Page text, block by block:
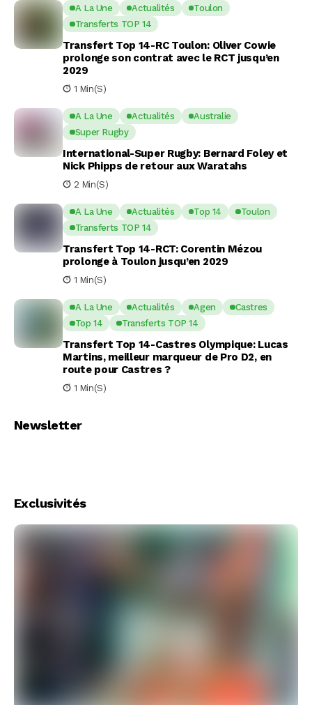
A La Une Actualités
Toulon
Transferts TOP 14
Transfert Top 14-RC Toulon: Oliver Cowie
prolonge son contrat avec le RCT jusqu’en
2029
1 Min(s)
A La Une Actualités
Australie
Super Rugby
International-Super Rugby: Bernard Foley et
Nick Phipps de retour aux Waratahs
2 Min(s)
A La Une Actualités Top 14
Toulon
Transferts TOP 14
Transfert Top 14-RCT: Corentin Mézou
prolonge à Toulon jusqu’en 2029
1 Min(s)
A La Une Actualités Agen
Castres
Top 14
Transferts TOP 14
Transfert Top 14-Castres Olympique: Lucas
Martins, meilleur marqueur de Pro D2, en
route pour Castres ?
1 Min(s)
Newsletter
Exclusivités